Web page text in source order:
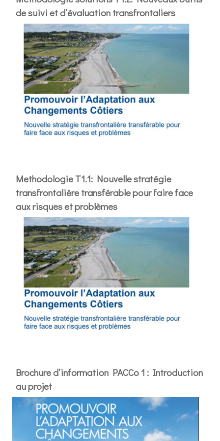
de suivi et d’évaluation transfrontaliers
Methodologie T1.1: Nouvelle stratégie
transfrontalière transférable pour faire face
aux risques et problèmes
Brochure d’information PACCo 1 : Introduction
au projet